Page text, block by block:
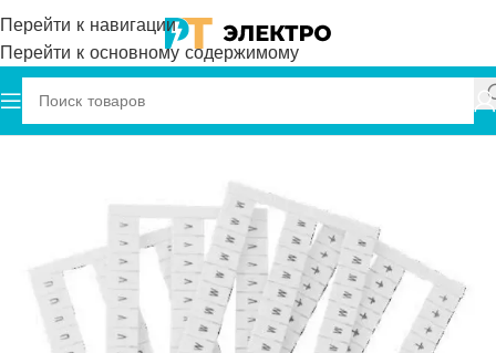
Перейти к навигации
Перейти к основному содержимому
Главная Onka Маркировка